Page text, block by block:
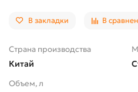
В закладки В
Страна производства
Китай
Объем, л